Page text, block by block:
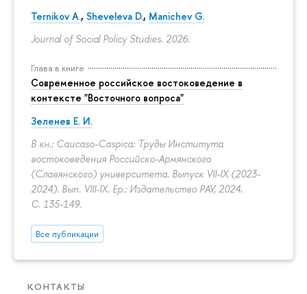
Ternikov A., Sheveleva D., Manichev G.
Journal of Social Policy Studies. 2026.
Глава в книге
Современное российское востоковедение в
контексте "Восточного вопроса"
Зеленев Е. И.
В кн.: Caucaso-Caspica: Труды Института
востоковедения Российско-Армянского
(Славянского) университета. Выпуск VII-IX (2023-
2024). Вып. VIII-IX. Ер.: Издательство РАУ, 2024.
С. 135-149.
Все публикации
КОНТАКТЫ